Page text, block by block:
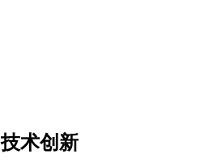
技术创新